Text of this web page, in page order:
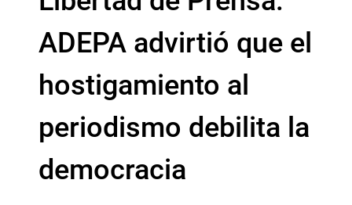
ADEPA advirtió que el
hostigamiento al
periodismo debilita la
democracia